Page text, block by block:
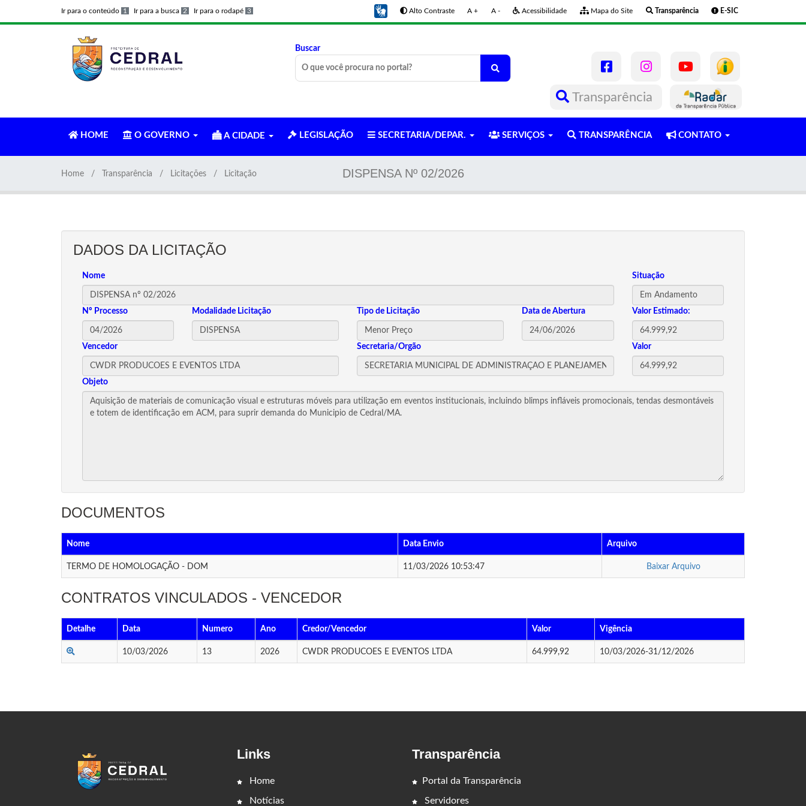
Ir para o conteúdo 1 Ir para a busca 2 Ir para o rodapé 3 Alto Contraste A + A - Acessibilidade Mapa do Site Transparência E-SIC
Buscar
Transparência
HOME O GOVERNO A CIDADE LEGISLAÇÃO SECRETARIA/DEPAR. SERVIÇOS TRANSPARÊNCIA CONTATO
DISPENSA Nº 02/2026
Home Transparência Licitações Licitação
DADOS DA LICITAÇÃO
Nome Situação
Nº Processo Modalidade Licitação Tipo de Licitação Data de Abertura Valor Estimado:
Vencedor Secretaria/Orgão Valor
Objeto
DOCUMENTOS
Nome Data Envio Arquivo
TERMO DE HOMOLOGAÇÃO - DOM 11/03/2026 10:53:47 Baixar Arquivo
CONTRATOS VINCULADOS - VENCEDOR
Detalhe Data Numero Ano Credor/Vencedor Valor Vigência
10/03/2026 13 2026 CWDR PRODUCOES E EVENTOS LTDA 64.999,92 10/03/2026-31/12/2026
Links
Home
Notícias
Transparência
Portal da Transparência
Servidores